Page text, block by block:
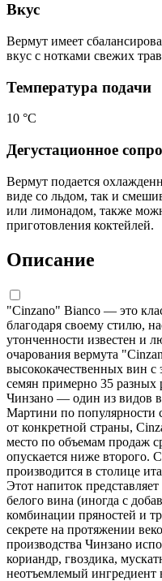
Вкус
Вермут имеет
вкус с нотками свежих
Температура подачи
10 °С
Дегустационное
Вермут подается
виде со льдом, так и
или лимонадом, также
приготовления коктейлей.
Описание
"Cinzano" Bianco — это
благодаря своему стилю,
утонченности известен и
очарования вермута
высококачественных вин с
семян примерно 35 разных
Чинзано — один из видов
Мартини по популярности
от конкретной страны,
место по объемам продаж
опускается ниже второго.
производится в столице
Этот напиток
белого вина (иногда с
комбинации пряностей и
секрете на протяжении
производства Чинзано
кориандр, гвоздика,
неотъемлемый ингредиент